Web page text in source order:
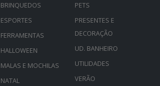
BRINQUEDOS
ESPORTES
FERRAMENTAS
HALLOWEEN
MALAS E MOCHILAS
NATAL
PETS
PRESENTES E
DECORAÇÃO
UD. BANHEIRO
UTILIDADES
VERÃO